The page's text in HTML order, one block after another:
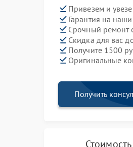
Привезем и
Гарантия на
Срочный ремонт
Скидка для вас
Получите 1500
Оригинальные
Получить
Стоимость